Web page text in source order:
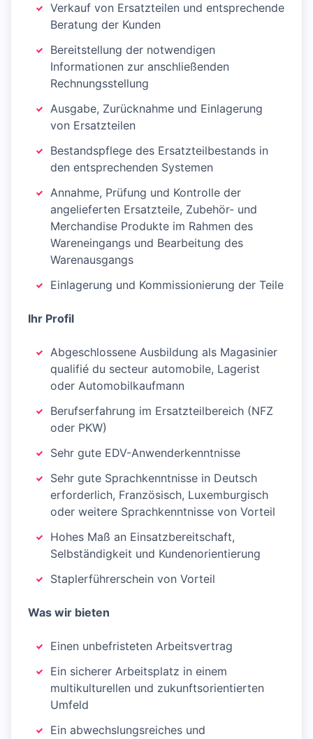
Verkauf von Ersatzteilen und entsprechende
Beratung der Kunden
Bereitstellung der notwendigen
Informationen zur anschließenden
Rechnungsstellung
Ausgabe, Zurücknahme und Einlagerung
von Ersatzteilen
Bestandspflege des Ersatzteilbestands in
den entsprechenden Systemen
Annahme, Prüfung und Kontrolle der
angelieferten Ersatzteile, Zubehör- und
Merchandise Produkte im Rahmen des
Wareneingangs und Bearbeitung des
Warenausgangs
Einlagerung und Kommissionierung der Teile
Ihr Profil
Abgeschlossene Ausbildung als Magasinier
qualifié du secteur automobile, Lagerist
oder Automobilkaufmann
Berufserfahrung im Ersatzteilbereich (NFZ
oder PKW)
Sehr gute EDV-Anwenderkenntnisse
Sehr gute Sprachkenntnisse in Deutsch
erforderlich, Französisch, Luxemburgisch
oder weitere Sprachkenntnisse von Vorteil
Hohes Maß an Einsatzbereitschaft,
Selbständigkeit und Kundenorientierung
Staplerführerschein von Vorteil
Was wir bieten
Einen unbefristeten Arbeitsvertrag
Ein sicherer Arbeitsplatz in einem
multikulturellen und zukunftsorientierten
Umfeld
Ein abwechslungsreiches und